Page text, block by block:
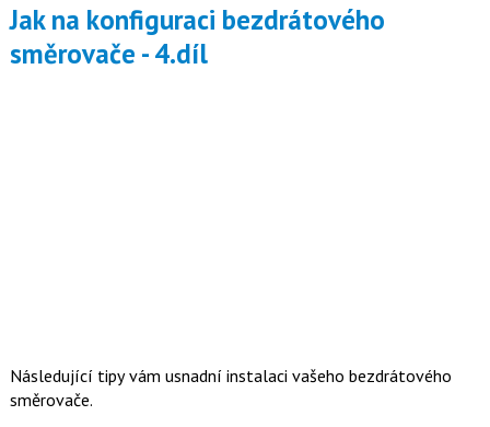
Jak na konfiguraci bezdrátového
směrovače - 4.díl
Následující tipy vám usnadní instalaci vašeho bezdrátového
směrovače.